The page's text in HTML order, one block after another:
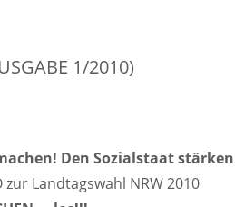
1/2010)
Den Sozialstaat
Landtagswahl NRW 2010